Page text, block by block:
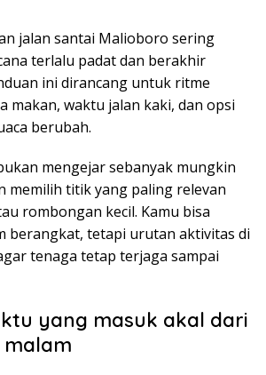
jalan santai Malioboro sering
terlalu padat dan berakhir
ini dirancang untuk ritme
makan, waktu jalan kaki, dan opsi
berubah.
mengejar sebanyak mungkin
memilih titik yang paling relevan
rombongan kecil. Kamu bisa
berangkat, tetapi urutan aktivitas di
tenaga tetap terjaga sampai
yang masuk akal dari
malam